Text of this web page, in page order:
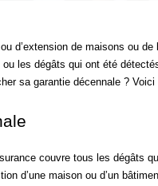
d’extension de maisons ou
les dégâts qui ont été
sa garantie décennale ?
couvre tous les dégâts
d’une maison ou d’un